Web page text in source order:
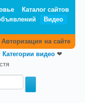
Каталог сайтов
Видео
Авторизация на сайте
Категории видео ❤